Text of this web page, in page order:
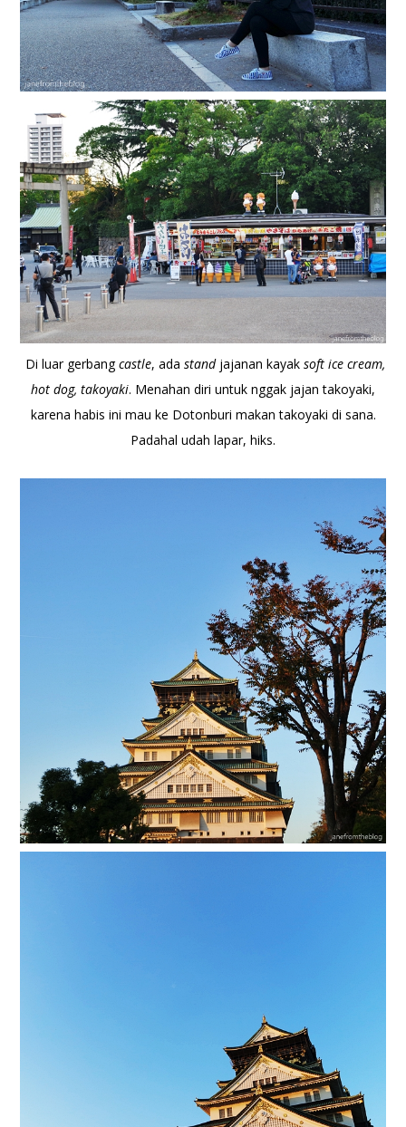
Di luar gerbangcastle, ada stand jajanan kayak soft ice cream,
hot dog, takoyaki. Menahan diri untuk nggak jajan takoyaki,
karena habis ini mau ke Dotonburi makan takoyaki di sana.
Padahal udah lapar, hiks.